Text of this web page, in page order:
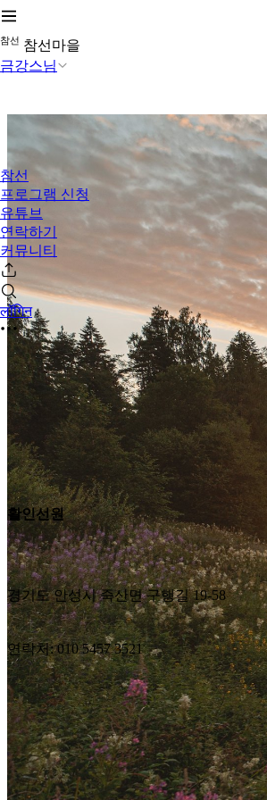
참선 참선마을
금강스님
참선
프로그램 신청
유튜브
연락하기
커뮤니티
लॉगिन
활인선원
경기도 안성시 죽산면 구행길 19-58
연락처: 010 5457 3521